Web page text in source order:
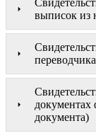
выписок из
переводчика
документах
документа)